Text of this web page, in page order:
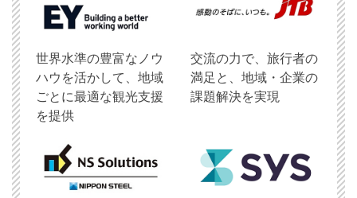
世界水準の豊富なノウ
ハウを活かして、地域
ごとに最適な観光支援
を提供
交流の力で、旅行者の
満足と、地域・企業の
課題解決を実現